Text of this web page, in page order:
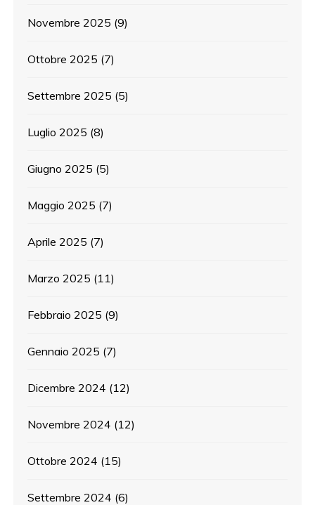
Novembre 2025 (9)
Ottobre 2025 (7)
Settembre 2025 (5)
Luglio 2025 (8)
Giugno 2025 (5)
Maggio 2025 (7)
Aprile 2025 (7)
Marzo 2025 (11)
Febbraio 2025 (9)
Gennaio 2025 (7)
Dicembre 2024 (12)
Novembre 2024 (12)
Ottobre 2024 (15)
Settembre 2024 (6)